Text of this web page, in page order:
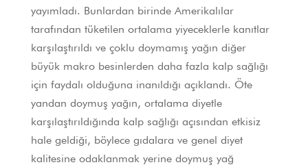
yayımladı. Bunlardan birinde Amerikalılar
tarafından tüketilen ortalama yiyeceklerle kanıtlar
karşılaştırıldı ve çoklu doymamış yağın diğer
büyük makro besinlerden daha fazla kalp sağlığı
için faydalı olduğuna inanıldığı açıklandı. Öte
yandan doymuş yağın, ortalama diyetle
karşılaştırıldığında kalp sağlığı açısından etkisiz
hale geldiği, böylece gıdalara ve genel diyet
kalitesine odaklanmak yerine doymuş yağ